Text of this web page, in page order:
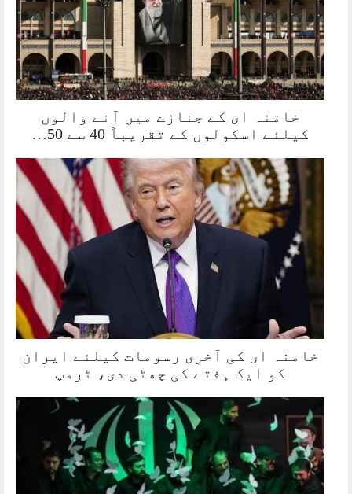
خامنہ ای کے جنازے میں آنے والوں
کیلئے اسکولوں کے تقریباً 40 سے 50…
خامنہ ای کی آخری رسومات کیلئے ایران
کو ایک ہفتے کی چھٹی دی، ٹرمپ